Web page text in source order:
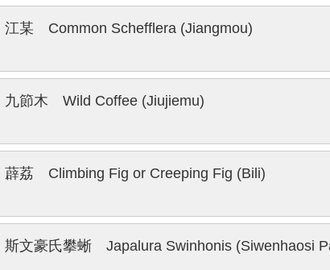
江某 Common Schefflera (Jiangmou)
九節木 Wild Coffee (Jiujiemu)
薜荔 Climbing Fig or Creeping Fig (Bili)
斯文豪氏攀蜥 Japalura Swinhonis (Siwenhaosi